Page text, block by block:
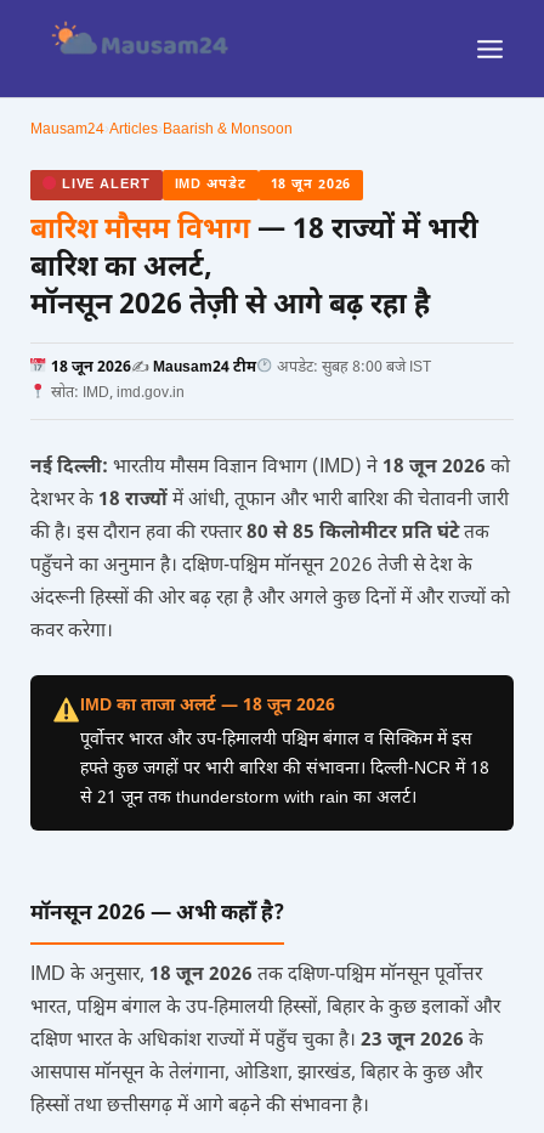
Mausam24› Articles› Baarish & Monsoon
LIVE ALERT IMD अपडेट 18 जून 2026
बारिश मौसम विभाग— 18 राज्यों में भारी
बारिश का अलर्ट,
मॉनसून 2026 तेज़ी से आगे बढ़ रहा है
18 जून 2026✍️Mausam24 टीम
अपडेट: सुबह 8:00 बजे IST
स्रोत: IMD, imd.gov.in
नई दिल्ली: भारतीय मौसम विज्ञान विभाग (IMD) ने 18 जून 2026 को
देशभर के 18 राज्योंमें आंधी, तूफान और भारी बारिश की चेतावनी जारी
की है। इस दौरान हवा की रफ्तार80 से 85 किलोमीटर प्रति घंटेतक
पहुँचने का अनुमान है। दक्षिण-पश्चिम मॉनसून 2026 तेजी से देश के
अंदरूनी हिस्सों की ओर बढ़ रहा है और अगले कुछ दिनों में और राज्यों को
कवर करेगा।
IMD का ताजा अलर्ट — 18 जून 2026
पूर्वोत्तर भारत और उप-हिमालयी पश्चिम बंगाल व सिक्किम में इस
हफ्ते कुछ जगहों पर भारी बारिश की संभावना। दिल्ली-NCR में 18
से 21 जून तक thunderstorm with rain का अलर्ट।
मॉनसून 2026 — अभी कहाँ है?
IMD के अनुसार, 18 जून 2026 तक दक्षिण-पश्चिम मॉनसून पूर्वोत्तर
भारत, पश्चिम बंगाल के उप-हिमालयी हिस्सों, बिहार के कुछ इलाकों और
दक्षिण भारत के अधिकांश राज्यों में पहुँच चुका है। 23 जून 2026 के
आसपास मॉनसून के तेलंगाना, ओडिशा, झारखंड, बिहार के कुछ और
हिस्सों तथा छत्तीसगढ़ में आगे बढ़ने की संभावना है।